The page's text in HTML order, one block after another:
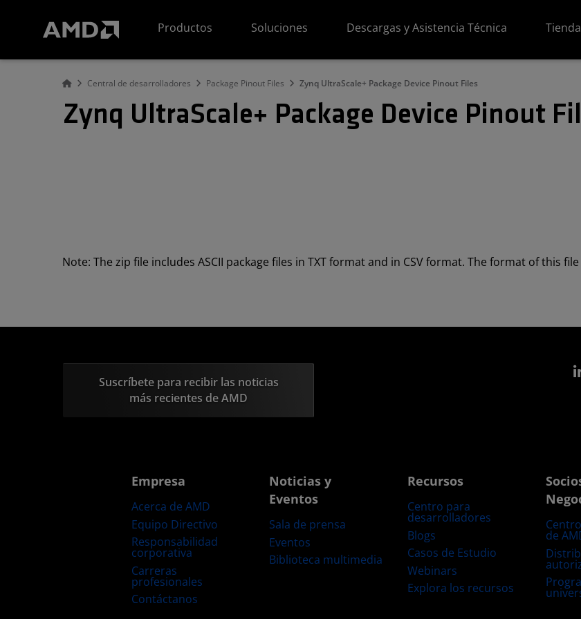
Productos
Soluciones Descargas y Asistencia Técnica Tienda
Central de desarrolladores Package Pinout Files Zynq UltraScale+ Package Device Pinout Files
Zynq UltraScale+ Package Device Pinout
Note: The zip file includes ASCII package files in TXT format and in CSV format. The format of this
Suscríbete para recibir las noticias
más recientes de AMD
Empresa
Acerca de AMD
Equipo Directivo
Responsabilidad
corporativa
Carreras
profesionales
Contáctanos
Noticias y
Eventos
Sala de prensa
Eventos
Biblioteca multimedia
Recursos
Centro para
desarrolladores
Blogs
Casos de Estudio
Webinars
Explora los recursos
de